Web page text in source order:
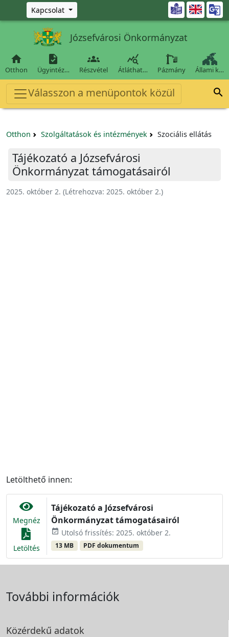
Ugrás a fő tartalomra
Kapcsolat 
Józsefvárosi Önkormányzat

Otthon

Ügyintéz…

Részvétel

Átláthat… Pázmány Állami k…
Válasszon a menüpontok közül 
Otthon Szolgáltatások és intézmények Szociális ellátás
Tájékozató a Józsefvárosi
Önkormányzat támogatásairól
2025. október 2. (Létrehozva: 2025. október 2.)
Letölthető innen:
Megnéz
Letöltés
Tájékozató a Józsefvárosi
Önkormányzat támogatásairól
event_available Utolsó frissítés: 2025. október 2.
13 MB PDF dokumentum
További információk
Közérdekű adatok